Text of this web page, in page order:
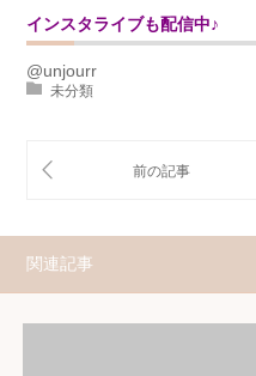
インスタライブも配信中♪
@unjourr
未分類
関連記事